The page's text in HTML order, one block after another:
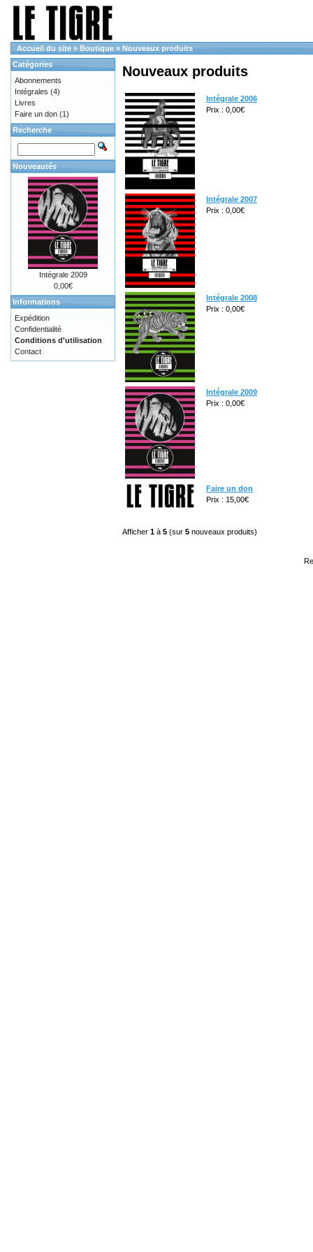
Accueil du site » Boutique » Nouveaux produits
Nouveaux produits
Intégrale 2006
Prix : 0,00€
Intégrale 2007
Prix : 0,00€
Intégrale 2008
Prix : 0,00€
Intégrale 2009
Prix : 0,00€
Faire un don
Prix : 15,00€
Afficher 1 à 5 (sur 5 nouveaux produits)
Catégories
Abonnements
Intégrales (4)
Livres
Faire un don (1)
Recherche
Nouveautés
Intégrale 2009
0,00€
Informations
Expédition
Confidentialité
Conditions d'utilisation
Contact